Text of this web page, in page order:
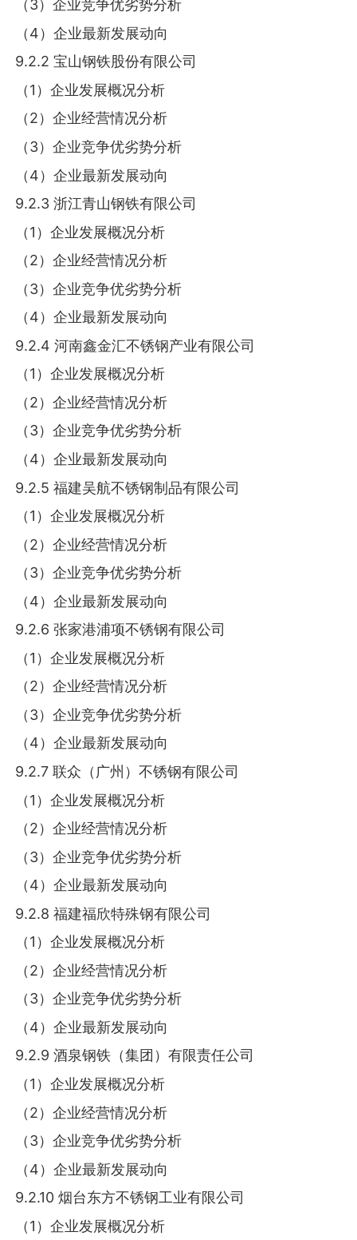
（3）企业竞争优劣势分析
（4）企业最新发展动向
9.2.2 宝山钢铁股份有限公司
（1）企业发展概况分析
（2）企业经营情况分析
（3）企业竞争优劣势分析
（4）企业最新发展动向
9.2.3 浙江青山钢铁有限公司
（1）企业发展概况分析
（2）企业经营情况分析
（3）企业竞争优劣势分析
（4）企业最新发展动向
9.2.4 河南鑫金汇不锈钢产业有限公司
（1）企业发展概况分析
（2）企业经营情况分析
（3）企业竞争优劣势分析
（4）企业最新发展动向
9.2.5 福建吴航不锈钢制品有限公司
（1）企业发展概况分析
（2）企业经营情况分析
（3）企业竞争优劣势分析
（4）企业最新发展动向
9.2.6 张家港浦项不锈钢有限公司
（1）企业发展概况分析
（2）企业经营情况分析
（3）企业竞争优劣势分析
（4）企业最新发展动向
9.2.7 联众（广州）不锈钢有限公司
（1）企业发展概况分析
（2）企业经营情况分析
（3）企业竞争优劣势分析
（4）企业最新发展动向
9.2.8 福建福欣特殊钢有限公司
（1）企业发展概况分析
（2）企业经营情况分析
（3）企业竞争优劣势分析
（4）企业最新发展动向
9.2.9 酒泉钢铁（集团）有限责任公司
（1）企业发展概况分析
（2）企业经营情况分析
（3）企业竞争优劣势分析
（4）企业最新发展动向
9.2.10 烟台东方不锈钢工业有限公司
（1）企业发展概况分析